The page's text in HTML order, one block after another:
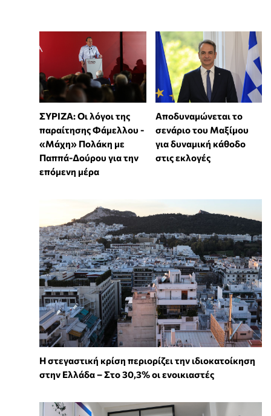
ΣΥΡΙΖΑ: Οι λόγοι της
παραίτησης Φάμελλου -
«Μάχη» Πολάκη με
Παππά-Δούρου για την
επόμενη μέρα
Αποδυναμώνεται το
σενάριο του Μαξίμου
για δυναμική κάθοδο
στις εκλογές
Η στεγαστική κρίση περιορίζει την ιδιοκατοίκηση
στην Ελλάδα – Στο 30,3% οι ενοικιαστές